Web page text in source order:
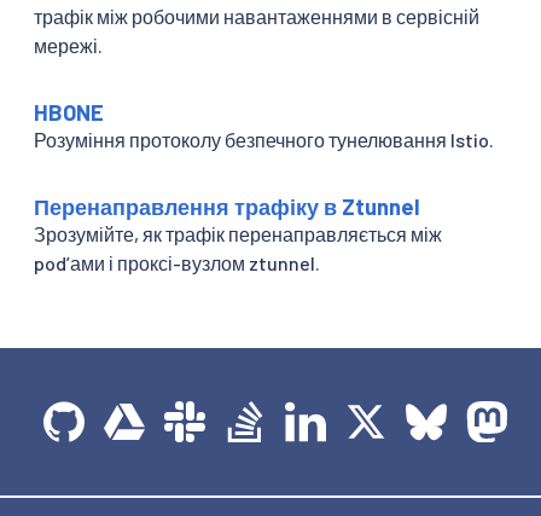
трафік між робочими навантаженнями в сервісній
мережі.
HBONE
Розуміння протоколу безпечного тунелювання Istio.
Перенаправлення трафіку в Ztunnel
Зрозумійте, як трафік перенаправляється між
podʼами і проксі-вузлом ztunnel.